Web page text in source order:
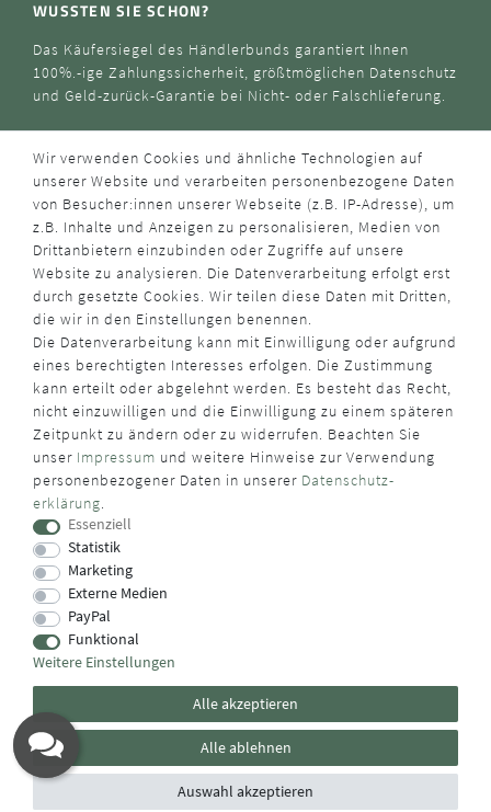
WUSSTEN SIE SCHON?
Das Käufersiegel des Händlerbunds garantiert Ihnen
100%.-ige Zahlungssicherheit, größtmöglichen Datenschutz
und Geld-zurück-Garantie bei Nicht- oder Falschlieferung.
Wir verwenden Cookies und ähnliche Technologien auf
unserer Website und verarbeiten personenbezogene Daten
von Besucher:innen unserer Webseite (z.B. IP-Adresse), um
z.B. Inhalte und Anzeigen zu personalisieren, Medien von
Drittanbietern einzubinden oder Zugriffe auf unsere
Website zu analysieren. Die Datenverarbeitung erfolgt erst
durch gesetzte Cookies. Wir teilen diese Daten mit Dritten,
die wir in den Einstellungen benennen.
Die Datenverarbeitung kann mit Einwilligung oder aufgrund
eines berechtigten Interesses erfolgen. Die Zustimmung
kann erteilt oder abgelehnt werden. Es besteht das Recht,
nicht einzuwilligen und die Einwilligung zu einem späteren
Zeitpunkt zu ändern oder zu widerrufen. Beachten Sie
unser Impressum und weitere Hinweise zur Verwendung
personenbezogener Daten in unserer Daten­schutz­
erklärung.
Essenziell
Statistik
Marketing
Externe Medien
PayPal
Funktional
Weitere Einstellungen
Alle akzeptieren
Alle ablehnen
Auswahl akzeptieren